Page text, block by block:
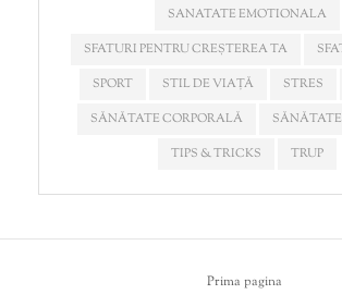
SANATATE EMOTIONALA
SFATURI PENTRU CREȘTEREA TA
SPORT
STIL DE VIAȚĂ STRES
SĂNĂTATE CORPORALĂ
TIPS & TRICKS
TRUP
Prima pagina